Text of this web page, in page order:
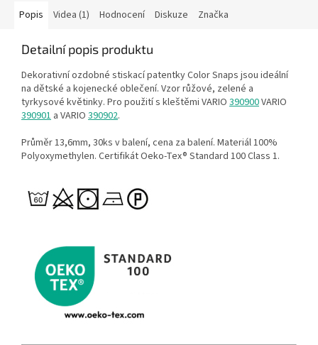
Popis Videa (1) Hodnocení Diskuze Značka
Detailní popis produktu
Dekorativní ozdobné stiskací patentky Color Snaps jsou ideální
na dětské a kojenecké oblečení. Vzor růžové, zelené a
tyrkysové květinky. Pro použití s kleštěmi VARIO 390900VARIO
390901 a VARIO 390902.
Průměr 13,6mm, 30ks v balení, cena za balení. Materiál 100%
Polyoxymethylen. Certifikát Oeko-Tex® Standard 100 Class 1.